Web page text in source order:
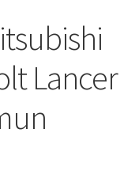
Lancer